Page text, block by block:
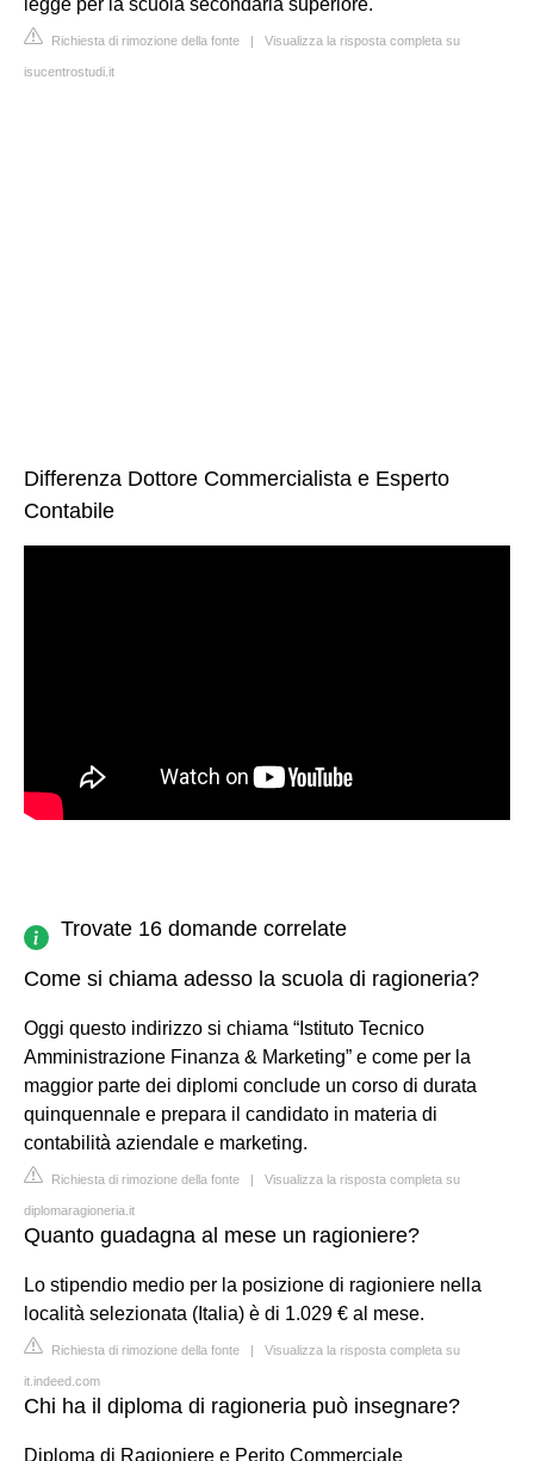
legge per la scuola secondaria superiore.
Richiesta di rimozione della fonte | Visualizza la risposta completa su
isucentrostudi.it
Differenza Dottore Commercialista e Esperto
Contabile
Trovate 16 domande correlate
Come si chiama adesso la scuola di ragioneria?
Oggi questo indirizzo si chiama “Istituto Tecnico
Amministrazione Finanza & Marketing” e come per la
maggior parte dei diplomi conclude un corso di durata
quinquennale e prepara il candidato in materia di
contabilità aziendale e marketing.
Richiesta di rimozione della fonte | Visualizza la risposta completa su
diplomaragioneria.it
Quanto guadagna al mese un ragioniere?
Lo stipendio medio per la posizione di ragioniere nella
località selezionata (Italia) è di 1.029 € al mese.
Richiesta di rimozione della fonte | Visualizza la risposta completa su
it.indeed.com
Chi ha il diploma di ragioneria può insegnare?
Diploma di Ragioniere e Perito Commerciale